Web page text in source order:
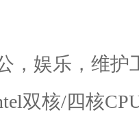
，娱乐，维
双核/四核